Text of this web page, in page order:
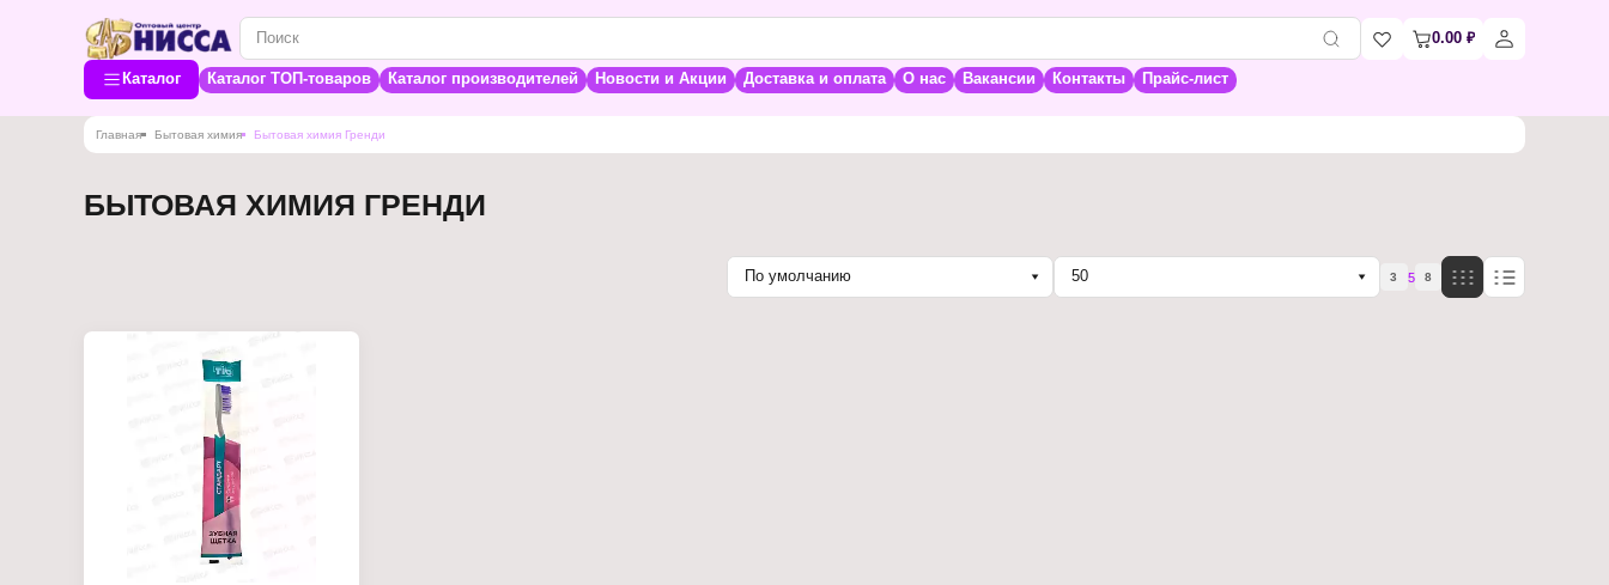
0.00 ₽
Каталог Каталог ТОП-товаров Каталог производителей Новости и Акции Доставка и оплата О нас Вакансии Контакты Прайс-лист
Главная Бытовая химия Бытовая химия Гренди
БЫТОВАЯ ХИМИЯ ГРЕНДИ
По умолчанию 50 3 5 8